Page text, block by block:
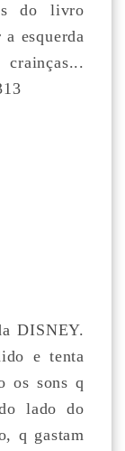
do livro
esquerda
DISNEY.
e tenta
os sons q
lado do
q gastam